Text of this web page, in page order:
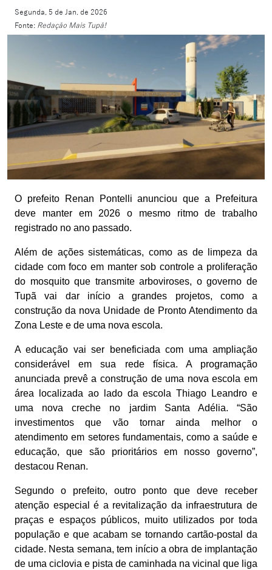
Segunda, 5 de Jan. de 2026
Fonte: Redação Mais Tupã!
O prefeito Renan Pontelli anunciou que a Prefeitura
deve manter em 2026 o mesmo ritmo de trabalho
registrado no ano passado.
Além de ações sistemáticas, como as de limpeza da
cidade com foco em manter sob controle a proliferação
do mosquito que transmite arboviroses, o governo de
Tupã vai dar início a grandes projetos, como a
construção da nova Unidade de Pronto Atendimento da
Zona Leste e de uma nova escola.
A educação vai ser beneficiada com uma ampliação
considerável em sua rede física. A programação
anunciada prevê a construção de uma nova escola em
área localizada ao lado da escola Thiago Leandro e
uma nova creche no jardim Santa Adélia. “São
investimentos que vão tornar ainda melhor o
atendimento em setores fundamentais, como a saúde e
educação, que são prioritários em nosso governo”,
destacou Renan.
Segundo o prefeito, outro ponto que deve receber
atenção especial é a revitalização da infraestrutura de
praças e espaços públicos, muito utilizados por toda
população e que acabam se tornando cartão-postal da
cidade. Nesta semana, tem início a obra de implantação
de uma ciclovia e pista de caminhada na vicinal que liga